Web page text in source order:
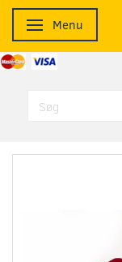
Skifte navigation
Menu